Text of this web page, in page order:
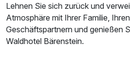
Lehnen Sie sich zurück und
Atmosphäre mit Ihrer Familie,
Geschäftspartnern und genießen
Waldhotel Bärenstein.